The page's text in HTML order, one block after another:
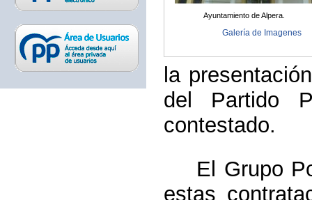
Ayuntamiento de Alpera.
Galería de Imagenes
la
del Partido
contestado.
El Grupo
estas